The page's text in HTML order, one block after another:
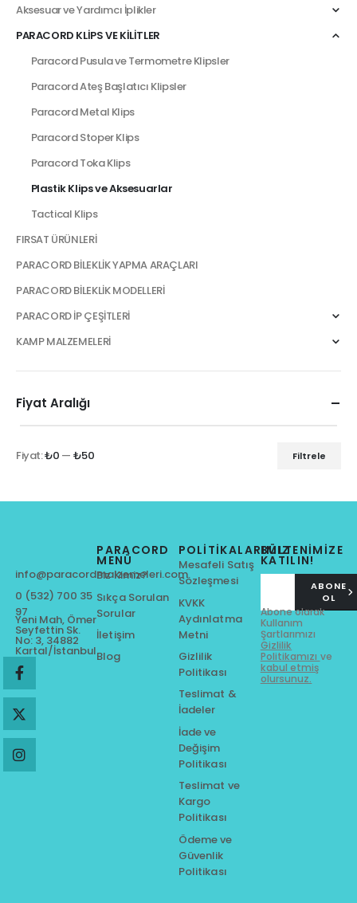
Aksesuar ve Yardımcı İplikler
PARACORD KLİPS VE KİLİTLER
Paracord Pusula ve Termometre Klipsler
Paracord Ateş Başlatıcı Klipsler
Paracord Metal Klips
Paracord Stoper Klips
Paracord Toka Klips
Plastik Klips ve Aksesuarlar
Tactical Klips
FIRSAT ÜRÜNLERİ
PARACORD BİLEKLİK YAPMA ARAÇLARI
PARACORD BİLEKLİK MODELLERİ
PARACORD İP ÇEŞİTLERİ
KAMP MALZEMELERİ
Fiyat Aralığı
Filtrele
Fiyat:₺0 — ₺50
info@paracordmalzemeleri.com
0 (532) 700 35
97
Yeni Mah, Ömer
Seyfettin Sk.
No: 3, 34882
Kartal/İstanbul
BÜLTENİMİZE
KATILIN!
ABONE
OL
Abone olarak
Kullanım
Şartlarımızı
Gizlilik
Politikamızı ve
kabul etmiş
olursunuz.
PARACORD
MENÜ
Biz Kimiz?
Sıkça Sorulan
Sorular
İletişim
Blog
POLITIKALARIMIZ
Mesafeli Satış
Sözleşmesi
KVKK
Aydınlatma
Metni
Gizlilik
Politikası
Teslimat &
İadeler
İade ve
Değişim
Politikası
Teslimat ve
Kargo
Politikası
Ödeme ve
Güvenlik
Politikası